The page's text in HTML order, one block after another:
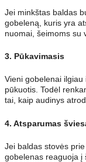
Jei minkštas baldas
gobeleną, kuris yra
nuomai, šeimoms su
3. Pūkavimasis
Vieni gobelenai
pūkuotis. Todėl
tai, kaip audinys
4. Atsparumas
Jei baldas stovės
gobelenas reaguoja į